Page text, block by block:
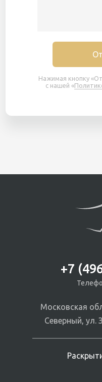
Нажимая кнопку
с нашей «
Московская
Северный, ул.
+7